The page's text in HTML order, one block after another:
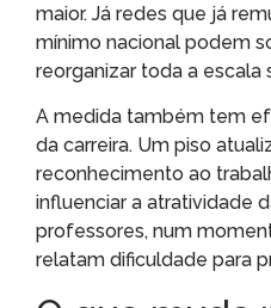
maior. Já redes que já
mínimo nacional podem
reorganizar toda a escala
A medida também tem
da carreira. Um piso
reconhecimento ao
influenciar a atratividade
professores, num
relatam dificuldade para